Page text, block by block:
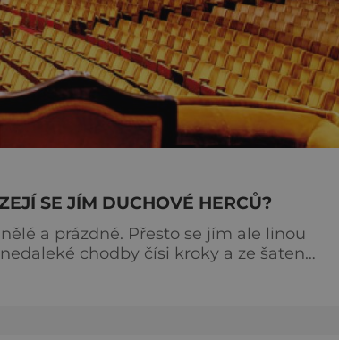
SE JÍM DUCHOVÉ HERCŮ?
a prázdné. Přesto se jím ale linou
chodby čísi kroky a ze šaten
Kill